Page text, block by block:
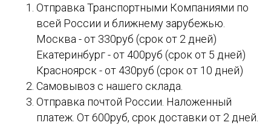
Отправка Транспортными Компаниями по
всей России и ближнему зарубежью.
Москва - от 330руб (срок от 2 дней)
Екатеринбург - от 400руб (срок от 5 дней)
Красноярск - от 430руб (срок от 10 дней)
Самовывоз с нашего склада.
Отправка почтой России. Наложенный
платеж. От 600руб, срок доставки от 2 дней.